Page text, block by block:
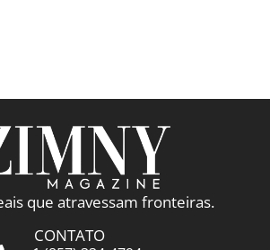
que atravessam fronteiras.
CONTATO